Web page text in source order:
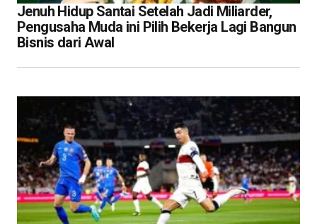
Jenuh Hidup Santai Setelah Jadi Miliarder,
Pengusaha Muda ini Pilih Bekerja Lagi Bangun
Bisnis dari Awal